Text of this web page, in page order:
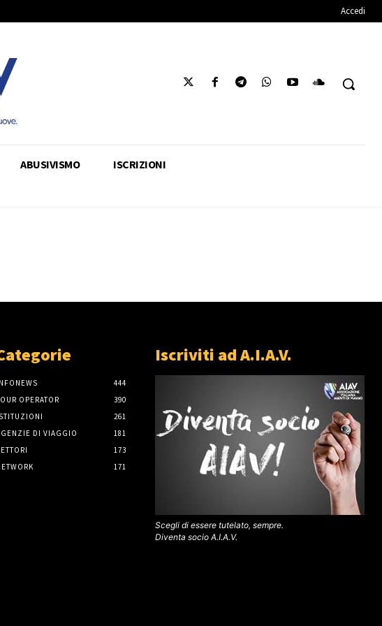
Accedi
ABUSIVISMO ISCRIZIONI
444
OPERATOR
390
261
DI VIAGGIO
181
173
171
Iscriviti ad A.I.A.V.
Scegli di essere tutelato, sempre.
Diventa socio A.I.A.V.